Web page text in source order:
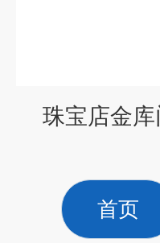
珠宝店金
首页